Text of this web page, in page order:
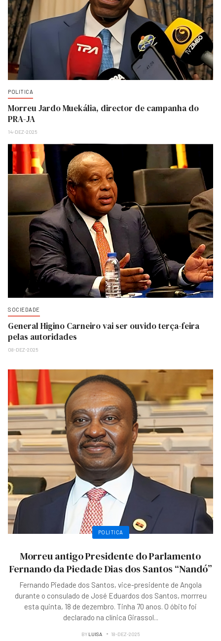
POLITICA
Morreu Jardo Muekália, director de campanha do
PRA-JA
14-DEZ-2025
SOCIEDADE
General Higino Carneiro vai ser ouvido terça-feira
pelas autoridades
08-DEZ-2025
POLITICA
Morreu antigo Presidente do Parlamento
Fernando da Piedade Dias dos Santos “Nandó”
Fernando Piedade dos Santos, vice-presidente de Angola
durante o consulado de José Eduardos dos Santos, morrreu
esta quinta, 18 de dezembro. Tinha 70 anos. O óbito foi
declarado na clínica Girassol...
BY LUISA 18-DEZ-2025